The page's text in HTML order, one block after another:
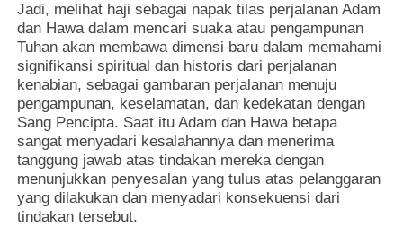
Jadi, melihat haji sebagai napak tilas perjalanan Adam
dan Hawa dalam mencari suaka atau pengampunan
Tuhan akan membawa dimensi baru dalam memahami
signifikansi spiritual dan historis dari perjalanan
kenabian, sebagai gambaran perjalanan menuju
pengampunan, keselamatan, dan kedekatan dengan
Sang Pencipta. Saat itu Adam dan Hawa betapa
sangat menyadari kesalahannya dan menerima
tanggung jawab atas tindakan mereka dengan
menunjukkan penyesalan yang tulus atas pelanggaran
yang dilakukan dan menyadari konsekuensi dari
tindakan tersebut.